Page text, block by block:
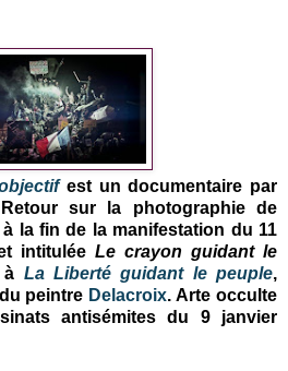
est un documentaire par
Retour sur la photographie de
la fin de la manifestation du 11
intitulée Le crayon guidant le
à La Liberté guidant le peuple,
peintre Delacroix. Arte occulte
antisémites du 9 janvier